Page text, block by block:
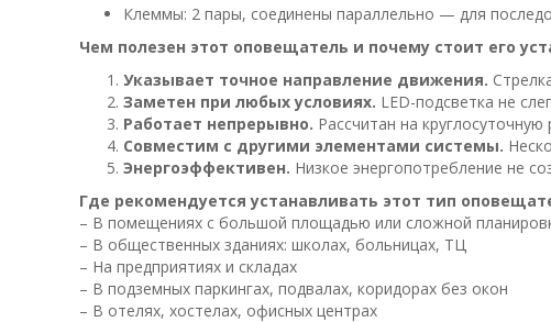
Клеммы: 2 пары, соединены параллельно — для
Чем полезен этот оповещатель и почему стоит его
Указывает точное направление движения.
Заметен при любых условиях. LED-подсветка не
Работает непрерывно. Рассчитан на
Совместим с другими элементами системы.
Энергоэффективен. Низкое энергопотребление не
Где рекомендуется устанавливать этот тип
– В помещениях с большой площадью или сложной
– В общественных зданиях: школах, больницах, ТЦ
– На предприятиях и складах
– В подземных паркингах, подвалах, коридорах без окон
– В отелях, хостелах, офисных центрах